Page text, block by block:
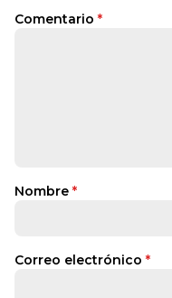
Comentario *
Nombre *
Correo electrónico *